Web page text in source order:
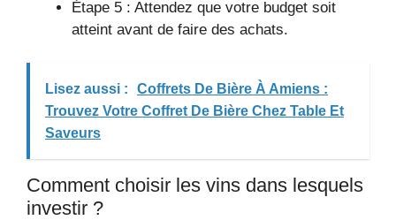
Étape 5 : Attendez que votre budget soit
atteint avant de faire des achats.
Lisez aussi :
Coffrets De Bière À Amiens :
Trouvez Votre Coffret De Bière Chez Table Et
Saveurs
Comment choisir les vins dans lesquels
investir ?